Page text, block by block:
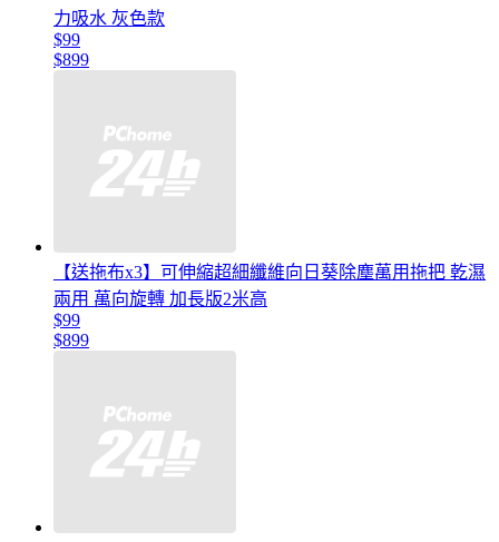
力吸水 灰色款
$99
$899
【送拖布x3】可伸縮超細纖維向日葵除塵萬用拖把 乾濕
兩用 萬向旋轉 加長版2米高
$99
$899